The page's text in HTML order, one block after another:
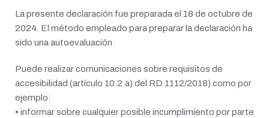
La presente declaración fue preparada el 18 de octubre de
2024. El método empleado para preparar la declaración ha
sido una autoevaluación.
Puede realizar comunicaciones sobre requisitos de
accesibilidad (artículo 10.2.a) del RD 1112/2018) como por
ejemplo:
• informar sobre cualquier posible incumplimiento por parte